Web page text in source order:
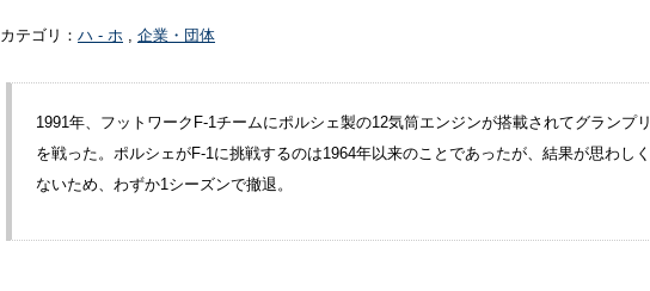
カテゴリ： ハ - ホ 企業・団体
1991年、フットワークF-1チームにポルシェ製の12気筒エンジンが搭載されてグランプリ
を戦った。ポルシェがF-1に挑戦するのは1964年以来のことであったが、結果が思わしく
ないため、わずか1シーズンで撤退。